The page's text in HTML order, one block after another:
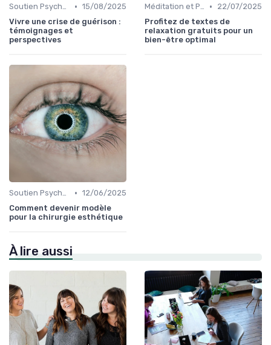
Soutien Psychologique et Thérapies • 15/08/2025
Vivre une crise de guérison :
témoignages et
perspectives
Méditation et Pleine Conscience •
22/07/2025
Profitez de textes de
relaxation gratuits pour un
bien-être optimal
Soutien Psychologique et Thérapies • 12/06/2025
Comment devenir modèle
pour la chirurgie esthétique
À lire aussi